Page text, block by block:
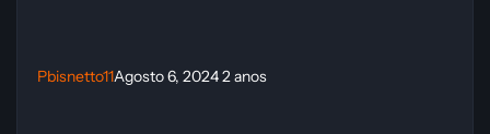
Pbisnetto11Agosto 6, 20242 anos